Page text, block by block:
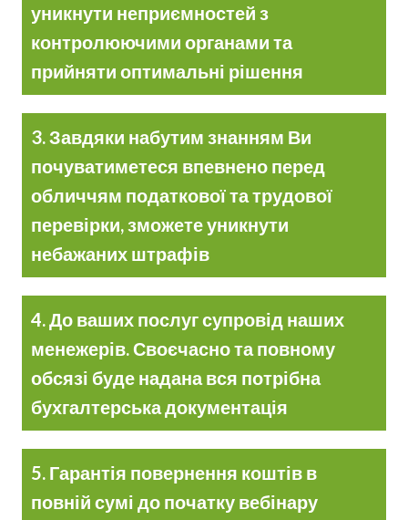
уникнути неприємностей з
контролюючими органами та
прийняти оптимальні рішення
3. Завдяки набутим знанням Ви
почуватиметеся впевнено перед
обличчям податкової та трудової
перевірки, зможете уникнути
небажаних штрафів
4. До ваших послуг супровід наших
менежерів. Своєчасно та повному
обсязі буде надана вся потрібна
бухгалтерська документація
5. Гарантія повернення коштів в
повній сумі до початку вебінару